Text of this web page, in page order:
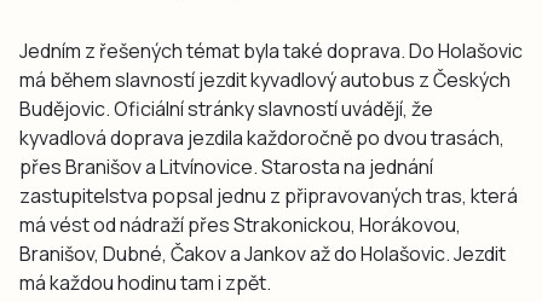
Jedním z řešených témat byla také doprava. Do Holašovic
má během slavností jezdit kyvadlový autobus z Českých
Budějovic. Oficiální stránky slavností uvádějí, že
kyvadlová doprava jezdila každoročně po dvou trasách,
přes Branišov a Litvínovice. Starosta na jednání
zastupitelstva popsal jednu z připravovaných tras, která
má vést od nádraží přes Strakonickou, Horákovou,
Branišov, Dubné, Čakov a Jankov až do Holašovic. Jezdit
má každou hodinu tam i zpět.